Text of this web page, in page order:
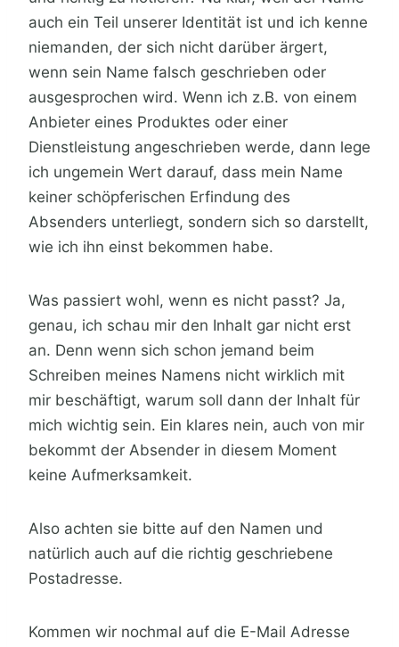
auch ein Teil unserer Identität ist und ich kenne
niemanden, der sich nicht darüber ärgert,
wenn sein Name falsch geschrieben oder
ausgesprochen wird. Wenn ich z.B. von einem
Anbieter eines Produktes oder einer
Dienstleistung angeschrieben werde, dann lege
ich ungemein Wert darauf, dass mein Name
keiner schöpferischen Erfindung des
Absenders unterliegt, sondern sich so darstellt,
wie ich ihn einst bekommen habe.
Was passiert wohl, wenn es nicht passt? Ja,
genau, ich schau mir den Inhalt gar nicht erst
an. Denn wenn sich schon jemand beim
Schreiben meines Namens nicht wirklich mit
mir beschäftigt, warum soll dann der Inhalt für
mich wichtig sein. Ein klares nein, auch von mir
bekommt der Absender in diesem Moment
keine Aufmerksamkeit.
Also achten sie bitte auf den Namen und
natürlich auch auf die richtig geschriebene
Postadresse.
Kommen wir nochmal auf die E-Mail Adresse